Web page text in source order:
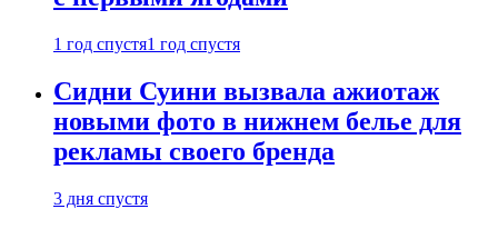
1 год спустя1 год спустя
Сидни Суини вызвала ажиотаж
новыми фото в нижнем белье для
рекламы своего бренда
3 дня спустя